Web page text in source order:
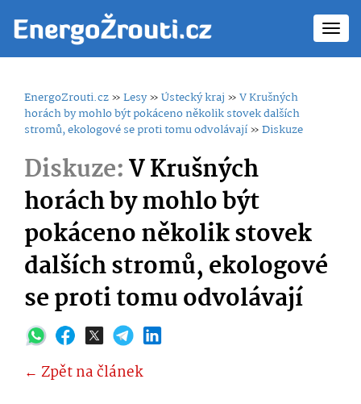
EnergoZrouti.cz»Lesy»Ústecký kraj »V Krušných
horách by mohlo být pokáceno několik stovek dalších
stromů, ekologové se proti tomu odvolávají»Diskuze
Diskuze:V Krušných
horách by mohlo být
pokáceno několik stovek
dalších stromů, ekologové
se proti tomu odvolávají
← Zpět na článek